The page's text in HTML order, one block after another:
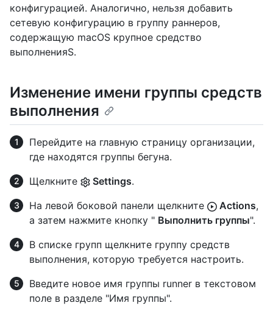
конфигурацией. Аналогично, нельзя добавить
сетевую конфигурацию в группу раннеров,
содержащую macOS крупное средство
выполненияS.
Изменение имени группы средств
выполнения
Перейдите на главную страницу организации,
где находятся группы бегуна.
Щелкните
Settings.
На левой боковой панели щелкните
Actions,
а затем нажмите кнопку " Выполнить группы".
В списке групп щелкните группу средств
выполнения, которую требуется настроить.
Введите новое имя группы runner в текстовом
поле в разделе "Имя группы".